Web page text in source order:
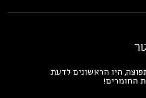
היו הראשונים לדעת
החומרים!